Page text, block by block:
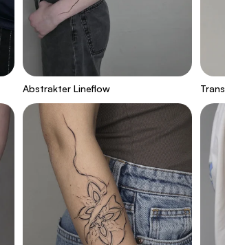
Abstrakter Lineflow